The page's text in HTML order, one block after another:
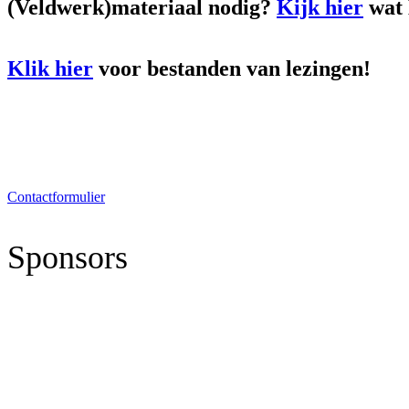
(Veldwerk)materiaal nodig? Kijk hier wat
Klik hier voor bestanden van lezingen!
Contactformulier
Sponsors